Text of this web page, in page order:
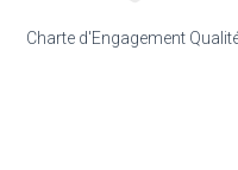
Charte d'Engagement